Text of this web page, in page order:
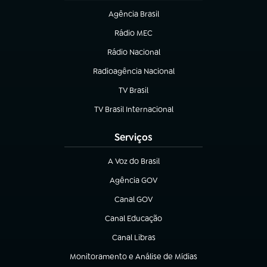
Agência Brasil
(abre em nova aba)
Rádio MEC
(abre em nova aba)
Rádio Nacional
Radioagência Nacional
(abre em nova aba)
TV Brasil
(abre em nova aba)
TV Brasil Internacional
(abre em nova aba)
Serviços
A Voz do Brasil
(abre em nova aba)
Agência GOV
(abre em nova aba)
Canal GOV
(abre em nova aba)
Canal Educação
(abre em nova aba)
Canal Libras
(abre em nova aba)
Monitoramento e Análise de Mídias
(abre em nova aba)